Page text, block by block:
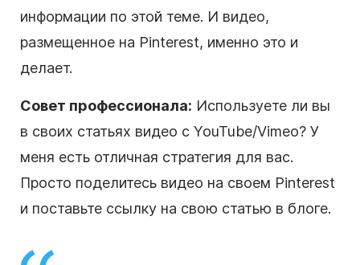
информации по этой теме. И видео,
размещенное на Pinterest, именно это и
делает.
Совет профессионала: Используете ли вы
в своих статьях видео с YouTube/Vimeo? У
меня есть отличная стратегия для вас.
Просто поделитесь видео на своем Pinterest
и поставьте ссылку на свою статью в блоге.